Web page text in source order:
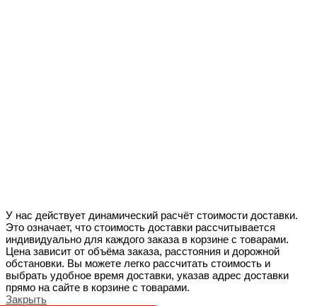
У нас действует динамический расчёт стоимости доставки.
Это означает, что стоимость доставки рассчитывается
индивидуально для каждого заказа в корзине с товарами.
Цена зависит от объёма заказа, расстояния и дорожной
обстановки. Вы можете легко рассчитать стоимость и
выбрать удобное время доставки, указав адрес доставки
прямо на сайте в корзине с товарами.
Закрыть